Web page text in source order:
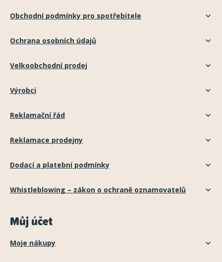
Obchodní podmínky pro spotřebitele
Ochrana osobních údajů
Velkoobchodní prodej
Výrobci
Reklamační řád
Reklamace prodejny
Dodací a platební podmínky
Whistleblowing – zákon o ochraně oznamovatelů
Můj účet
Moje nákupy